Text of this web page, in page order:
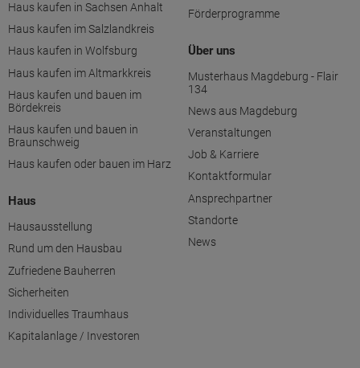
Haus kaufen in Sachsen Anhalt
Haus kaufen im Salzlandkreis
Haus kaufen in Wolfsburg
Haus kaufen im Altmarkkreis
Haus kaufen und bauen im
Bördekreis
Haus kaufen und bauen in
Braunschweig
Haus kaufen oder bauen im Harz
Haus
Hausausstellung
Rund um den Hausbau
Zufriedene Bauherren
Sicherheiten
Individuelles Traumhaus
Kapitalanlage / Investoren
Förderprogramme
Über uns
Musterhaus Magdeburg - Flair
134
News aus Magdeburg
Veranstaltungen
Job & Karriere
Kontaktformular
Ansprechpartner
Standorte
News